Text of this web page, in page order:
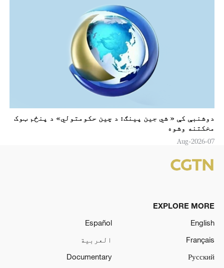
دوشنبې کې « شي جين پینګ: د چين حکومتولي» د پنځم ټوک
مخکتنه وشوه
07-Aug-2026
EXPLORE MORE
English
Español
Français
العربية
Русский
Documentary